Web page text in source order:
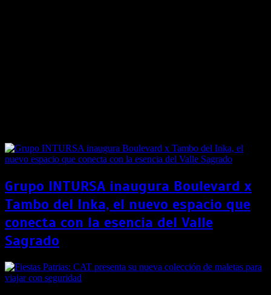
Grupo INTURSA inaugura Boulevard x
Tambo del Inka, el nuevo espacio que
conecta con la esencia del Valle
Sagrado